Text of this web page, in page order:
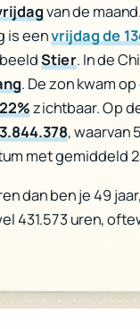
van de
is eenvrijdag de
Stier. In de
. De zon kwam op
22%zichtbaar. Op
, waarvan
met gemiddeld
dan ben je 49
431.573 uren,